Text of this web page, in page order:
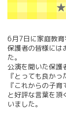
★
6月7日に家庭教育
保護者の皆様には
た。
公演を聞いた保護
『とっても良か
『これからの子
と好評な言葉を
いました。